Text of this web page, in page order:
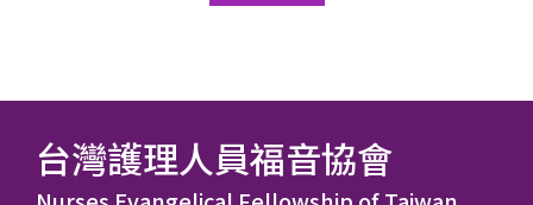
台灣護理人員福音協會